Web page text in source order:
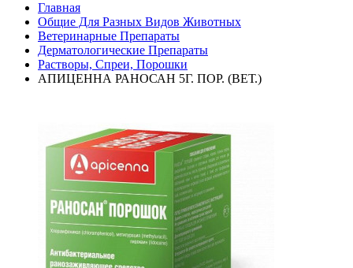
Главная
Общие Для Разных Видов Животных
Ветеринарные Препараты
Дерматологические Препараты
Растворы, Спреи, Порошки
АПИЦЕННА РАНОСАН 5Г. ПОР. (ВЕТ.)